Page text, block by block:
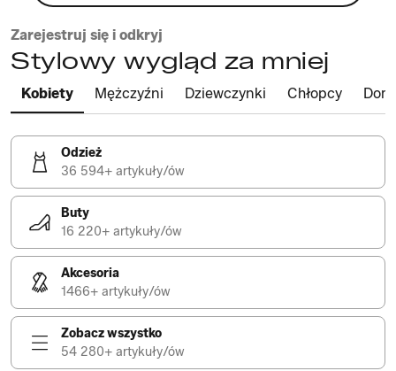
Zarejestruj się i odkryj
Stylowy wygląd za mniej
Kobiety Mężczyźni Dziewczynki Chłopcy Dom
Odzież
36 594+ artykuły/ów
Buty
16 220+ artykuły/ów
Akcesoria
1466+ artykuły/ów
Zobacz wszystko
54 280+ artykuły/ów